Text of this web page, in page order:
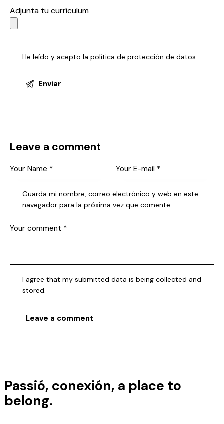
Adjunta tu currículum
He leído y acepto lapolítica de protección de datos
Leave a comment
Guarda mi nombre, correo electrónico y web en este
navegador para la próxima vez que comente.
I agree that my submitted data is being collected and
stored.
Passió, conexión, a place to
belong.